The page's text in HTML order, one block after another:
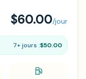
$60.00/jour
7+ jours :$50.00